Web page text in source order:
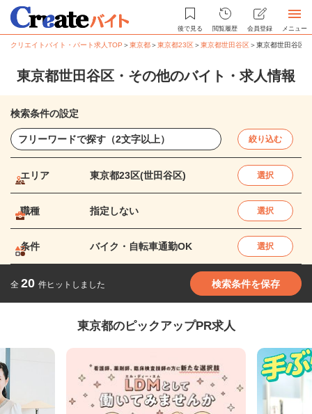
後で見る 閲覧履歴 会員登録 メニュー
クリエイトバイト・パート求人TOP ＞東京都＞東京都23区＞東京都世田谷区＞東京都世田谷区
東京都世田谷区・その他のバイト・求人情報
検索条件の設定
絞り込む
エリア 東京都23区(世田谷区) 選択
職種 指定しない 選択
条件 バイク・自転車通勤OK 選択
全 20 件ヒットしました 検索条件を保存
東京都のピックアップPR求人